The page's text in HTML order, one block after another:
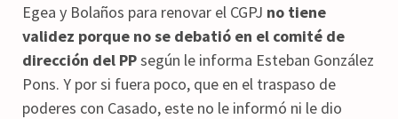
Egea y Bolaños para renovar el CGPJ no tiene
validez porque no se debatió en el comité de
dirección del PPsegún le informa Esteban González
Pons. Y por si fuera poco, que en el traspaso de
poderes con Casado, este no le informó ni le dio